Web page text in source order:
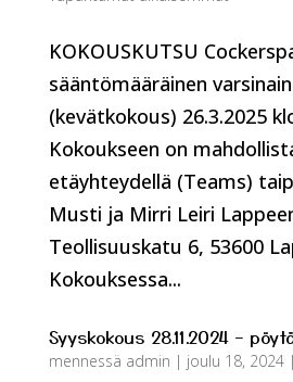
KOKOUSKUTSU
sääntömääräinen
(kevätkokous) 26.3.2025
Kokoukseen on
etäyhteydellä (Teams)
Musti ja Mirri Leiri
Teollisuuskatu 6, 53600
Kokouksessa...
Syyskokous 28.11.2024 –
mennessä admin | joulu 18, 2024|